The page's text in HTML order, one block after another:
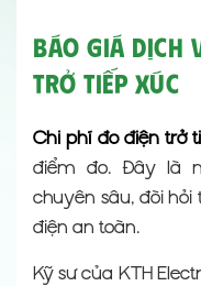
Báo Giá Dịch
Trở Tiếp Xúc
Chi phí đo điện trở
điểm đo. Đây là
chuyên sâu, đòi
điện an toàn.
Kỹ sư của KTH